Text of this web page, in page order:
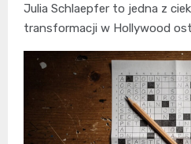
Julia Schlaepfer to jedna z
transformacji w Hollywood